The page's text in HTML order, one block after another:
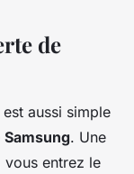
de
aussi simple
. Une
vous entrez le